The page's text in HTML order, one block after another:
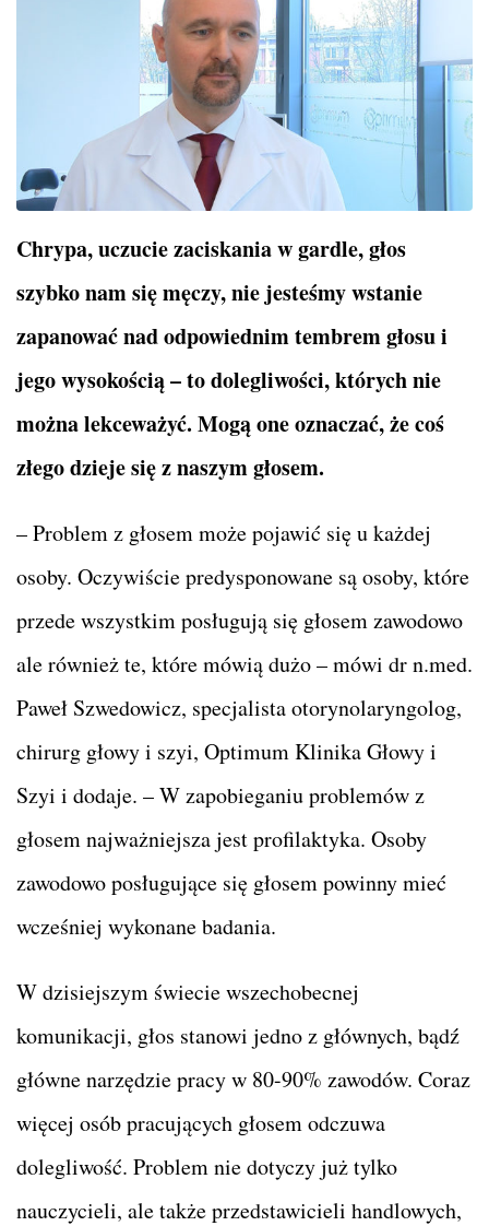
Chrypa, uczucie zaciskania w gardle, głos
szybko nam się męczy, nie jesteśmy wstanie
zapanować nad odpowiednim tembrem głosu i
jego wysokością – to dolegliwości, których nie
można lekceważyć. Mogą one oznaczać, że coś
złego dzieje się z naszym głosem.
– Problem z głosem może pojawić się u każdej
osoby. Oczywiście predysponowane są osoby, które
przede wszystkim posługują się głosem zawodowo
ale również te, które mówią dużo – mówi dr n.med.
Paweł Szwedowicz, specjalista otorynolaryngolog,
chirurg głowy i szyi, Optimum Klinika Głowy i
Szyi i dodaje. – W zapobieganiu problemów z
głosem najważniejsza jest profilaktyka. Osoby
zawodowo posługujące się głosem powinny mieć
wcześniej wykonane badania.
W dzisiejszym świecie wszechobecnej
komunikacji, głos stanowi jedno z głównych, bądź
główne narzędzie pracy w 80-90% zawodów. Coraz
więcej osób pracujących głosem odczuwa
dolegliwość. Problem nie dotyczy już tylko
nauczycieli, ale także przedstawicieli handlowych,